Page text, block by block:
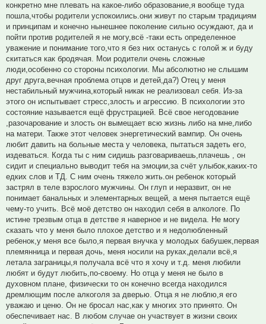
конкретно мне плевать на какое-либо образование,я вообще туда
пошла,чтобы родители успокоились.они живут по старым традициям
и принципам и конечно нынешнее поколение сильно осуждают, да и
пойти против родителей я не могу,всё -таки есть определенное
уважение и понимание того,что я без них останусь с голой ж и буду
скитаться как бродячая. Мои родители очень сложные
люди,особенно со стороны психологии. Мы абсолютно не слышим
друг друга,вечная проблема отцов и детей,да?) Отец у меня
нестабильный мужчина,который никак не реализовал себя. Из-за
этого он испытывает стресс,злость и агрессию. В психологии это
состояние называется ещё фрустрацией. Всё свое негодование
,разочарование и злость он вымещает всю жизнь либо на мне,либо
на матери. Также этот человек энергетический вампир. Он очень
любит давить на больные места у человека, пытаться задеть его,
издеваться. Когда ты с ним сидишь разговариваешь,плачешь , он
сидит и специально выводит тебя на эмоции,за счёт улыбок,каких-то
едких слов и ТД. С ним очень тяжело жить.он ребенок который
застрял в теле взрослого мужчины. Он глуп и неразвит, он не
понимает банальных и элементарных вещей, а меня пытается ещё
чему-то учить. Всё моё детство он находил себя в алкологе. По
истине трезвым отца в детстве я наверное и не видела. Не могу
сказать что у меня было плохое детство и я недолюбленный
ребенок,у меня все было,я первая внучка у молодых бабушек,первая
племянница и первая дочь, меня носили на руках,делали всё,я
летала заграницы,я получала всё что я хочу и т.д. меня любили
любят и будут любить,по-своему. Но отца у меня не было в
духовном плане, физически то он конечно всегда находился
дремлющим после алкоголя за дверью. Отца я не люблю,я его
уважаю и ценю. Он не бросал нас,как у многих это принято. Он
обеспечивает нас. В любом случае он участвует в жизни своих